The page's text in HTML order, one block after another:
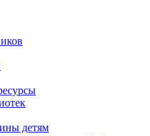
детям